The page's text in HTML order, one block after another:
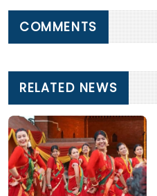
COMMENTS
RELATED NEWS